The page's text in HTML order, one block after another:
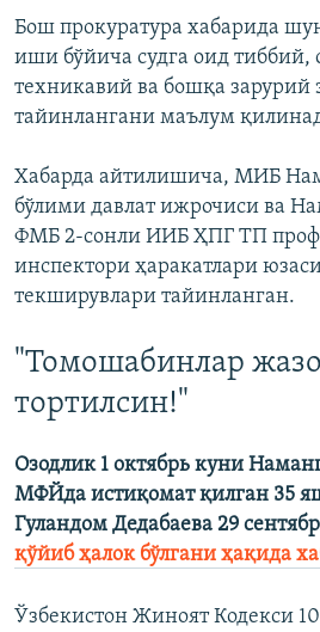
Бош прокуратура хабарида
иши бўйича судга оид тиббий,
техникавий ва бошқа зарурий
тайинлангани маълум
Хабарда айтилишича, МИБ
бўлими давлат ижрочиси ва
ФМБ 2-сонли ИИБ ҲПГ ТП
инспектори ҳаракатлари
текширувлари тайинланган.
"Томошабинлар
тортилсин!"
Озодлик 1 октябрь куни
МФЙда истиқомат қилган 35
Гуландом Дедабаева 29
қўйиб ҳалок бўлгани ҳақида
Ўзбекистон Жиноят Кодекси